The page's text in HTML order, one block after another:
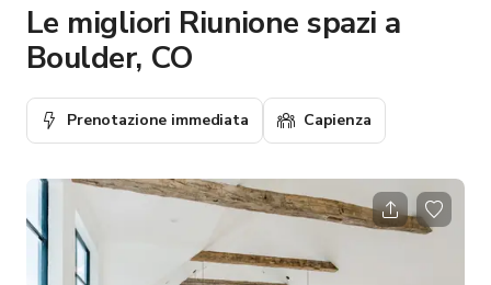
Le migliori Riunione spazi a
Boulder, CO
Prenotazione immediata Capienza